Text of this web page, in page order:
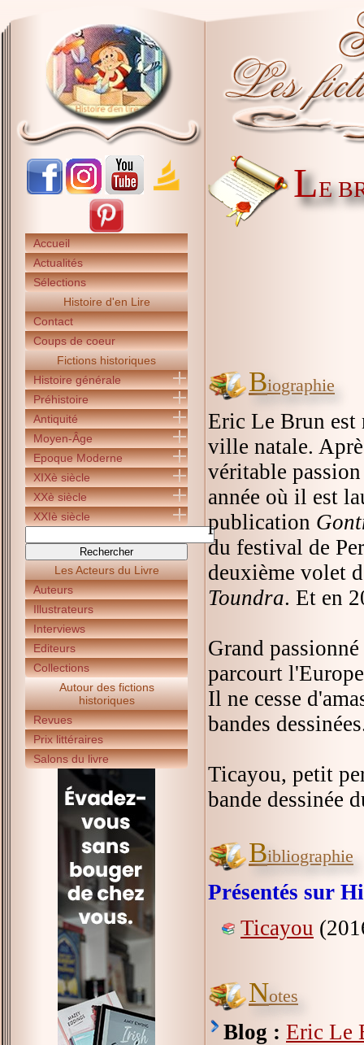
Accueil
Actualités
Sélections
Histoire d'en Lire
Contact
Coups de coeur
Fictions historiques
Histoire générale
Préhistoire
Antiquité
Moyen-Âge
Epoque Moderne
XIXè siècle
XXè siècle
XXIè siècle
Les Acteurs du Livre
Auteurs
Illustrateurs
Interviews
Editeurs
Collections
Autour des fictions
historiques
Revues
Prix littéraires
Salons du livre
LE
Biographie
Eric Le Brun est
ville natale.
véritable
année où il est
publication
du festival de
deuxième volet
Toundra. Et en
Grand
parcourt
Il ne cesse
bandes
Ticayou, petit
bande dessinée
Bibliographie
Présentés sur
Ticayou
Notes
Blog : Eric Le